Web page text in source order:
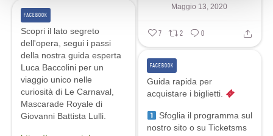
Maggio 13, 2020
7 2 0
Scopri il lato segreto
dell'opera, segui i passi
della nostra guida esperta
Luca Baccolini per un
viaggio unico nelle
curiosità di Le Carnaval,
Mascarade Royale di
Giovanni Battista Lulli.
FACEBOOK
Guida rapida per
acquistare i biglietti.
Sfoglia il programma sul
nostro sito o su Ticketsms
FACEBOOK